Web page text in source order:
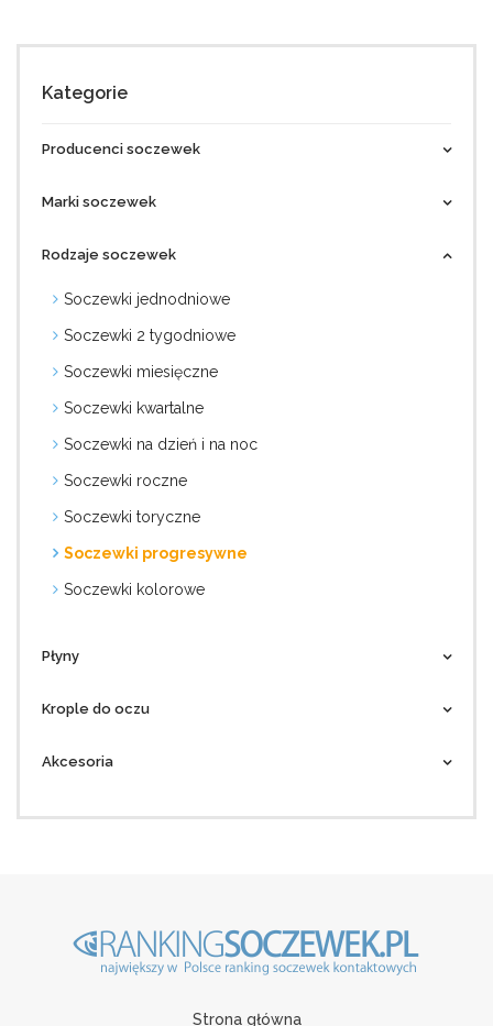
Kategorie
Producenci soczewek
Marki soczewek
Rodzaje soczewek
Soczewki jednodniowe
Soczewki 2 tygodniowe
Soczewki miesięczne
Soczewki kwartalne
Soczewki na dzień i na noc
Soczewki roczne
Soczewki toryczne
Soczewki progresywne
Soczewki kolorowe
Płyny
Krople do oczu
Akcesoria
Strona główna